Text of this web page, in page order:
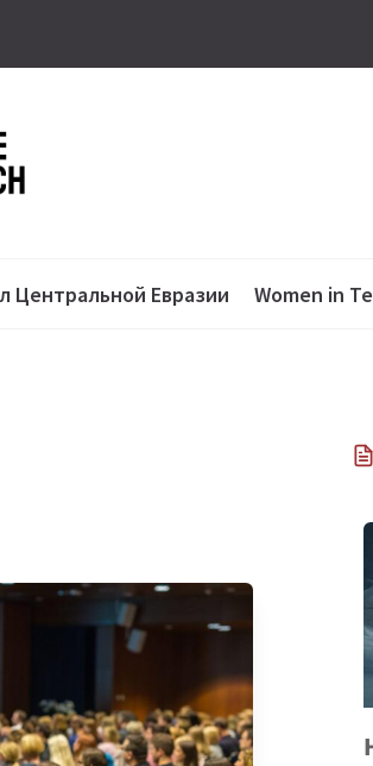
Центральной Евразии Women in